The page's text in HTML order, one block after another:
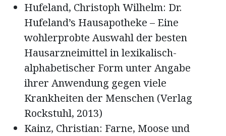
Hufeland, Christoph Wilhelm: Dr.
Hufeland’s Hausapotheke – Eine
wohlerprobte Auswahl der besten
Hausarzneimittel in lexikalisch-
alphabetischer Form unter Angabe
ihrer Anwendung gegen viele
Krankheiten der Menschen (Verlag
Rockstuhl, 2013)
Kainz, Christian: Farne, Moose und